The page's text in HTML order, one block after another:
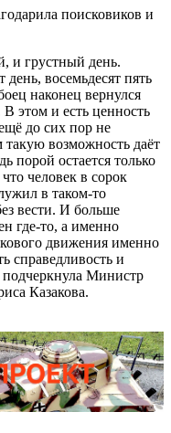
поисковиков и
и грустный день.
восемьдесят пять
наконец вернулся
этом и есть ценность
до сих пор не
возможность даёт
порой остается только
человек в сорок
в таком-то
вести. И больше
где-то, а именно
движения именно
справедливость и
подчеркнула Министр
Казакова.